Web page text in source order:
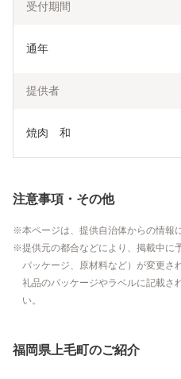
受付期間
通年
提供者
焼肉　和
注意事項・その他
本ページは、提供自治体からの情報
提供元の都合などにより、掲載中に
パッケージ、原材料など）が変更さ
礼品のパッケージやラベルに記載さ
い。
福岡県上毛町のご紹介